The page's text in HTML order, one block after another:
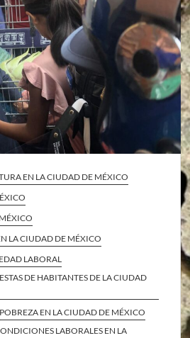
EN LA CIUDAD DE MÉXICO
LA CIUDAD DE MÉXICO
LABORAL
DE HABITANTES DE LA CIUDAD
POBREZA EN LA CIUDAD DE MÉXICO
LABORALES EN LA